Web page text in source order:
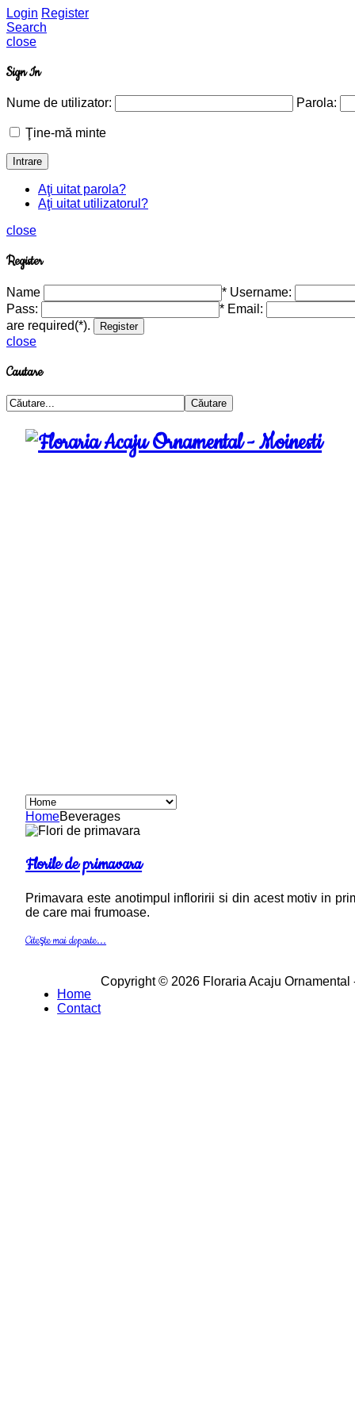
Login Register
Search
close
Sign In
Nume de utilizator: Parola:
Ţine-mă minte
Aţi uitat parola?
Aţi uitat utilizatorul?
close
Register
Name * Username:
Pass:
* Email:
are required(*).
close
Cautare
HomeBeverages
Florile de primavara
Primavara este anotimpul infloririi si din acest motiv in
de care mai frumoase.
Citeşte mai departe...
Home
Contact
Copyright © 2026 Floraria Acaju